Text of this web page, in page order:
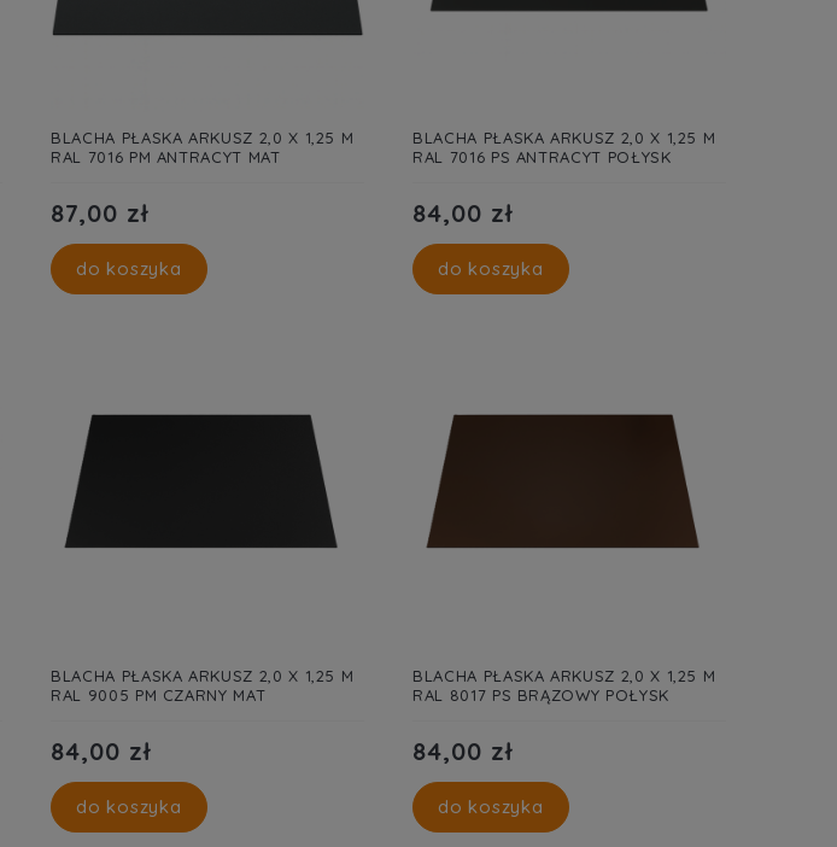
BLACHA PŁASKA ARKUSZ 2,0 X 1,25 M
RAL 7016 PM ANTRACYT MAT
87,00 zł
do koszyka
BLACHA PŁASKA ARKUSZ 2,0 X 1,25 M
RAL 7016 PS ANTRACYT POŁYSK
84,00 zł
do koszyka
BLACHA PŁASKA ARKUSZ 2,0 X 1,25 M
RAL 9005 PM CZARNY MAT
84,00 zł
do koszyka
BLACHA PŁASKA ARKUSZ 2,0 X 1,25 M
RAL 8017 PS BRĄZOWY POŁYSK
84,00 zł
do koszyka